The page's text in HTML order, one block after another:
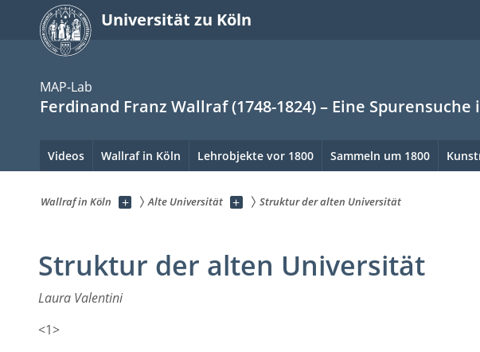
springen
Universität zu Köln
MAP-Lab
Ferdinand Franz Wallraf (1748-1824) – Eine Spurensuche
Hauptnavigation.
Hinweis:
bitte
verwenden
Tab
um
die
Menüpunkte
Videos Wallraf in Köln Lehrobjekte vor 1800 Sammeln um 1800
Inhalt
sind
hier:
Wallraf in Köln Unterseiten
Alte Universität Unterseiten
Struktur der alten Universität
Struktur der alten Universität
Laura Valentini
<1>